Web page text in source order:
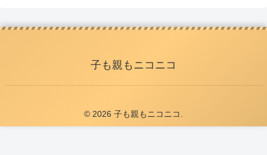
子も親もニコニコ
© 2026 子も親もニコニコ.